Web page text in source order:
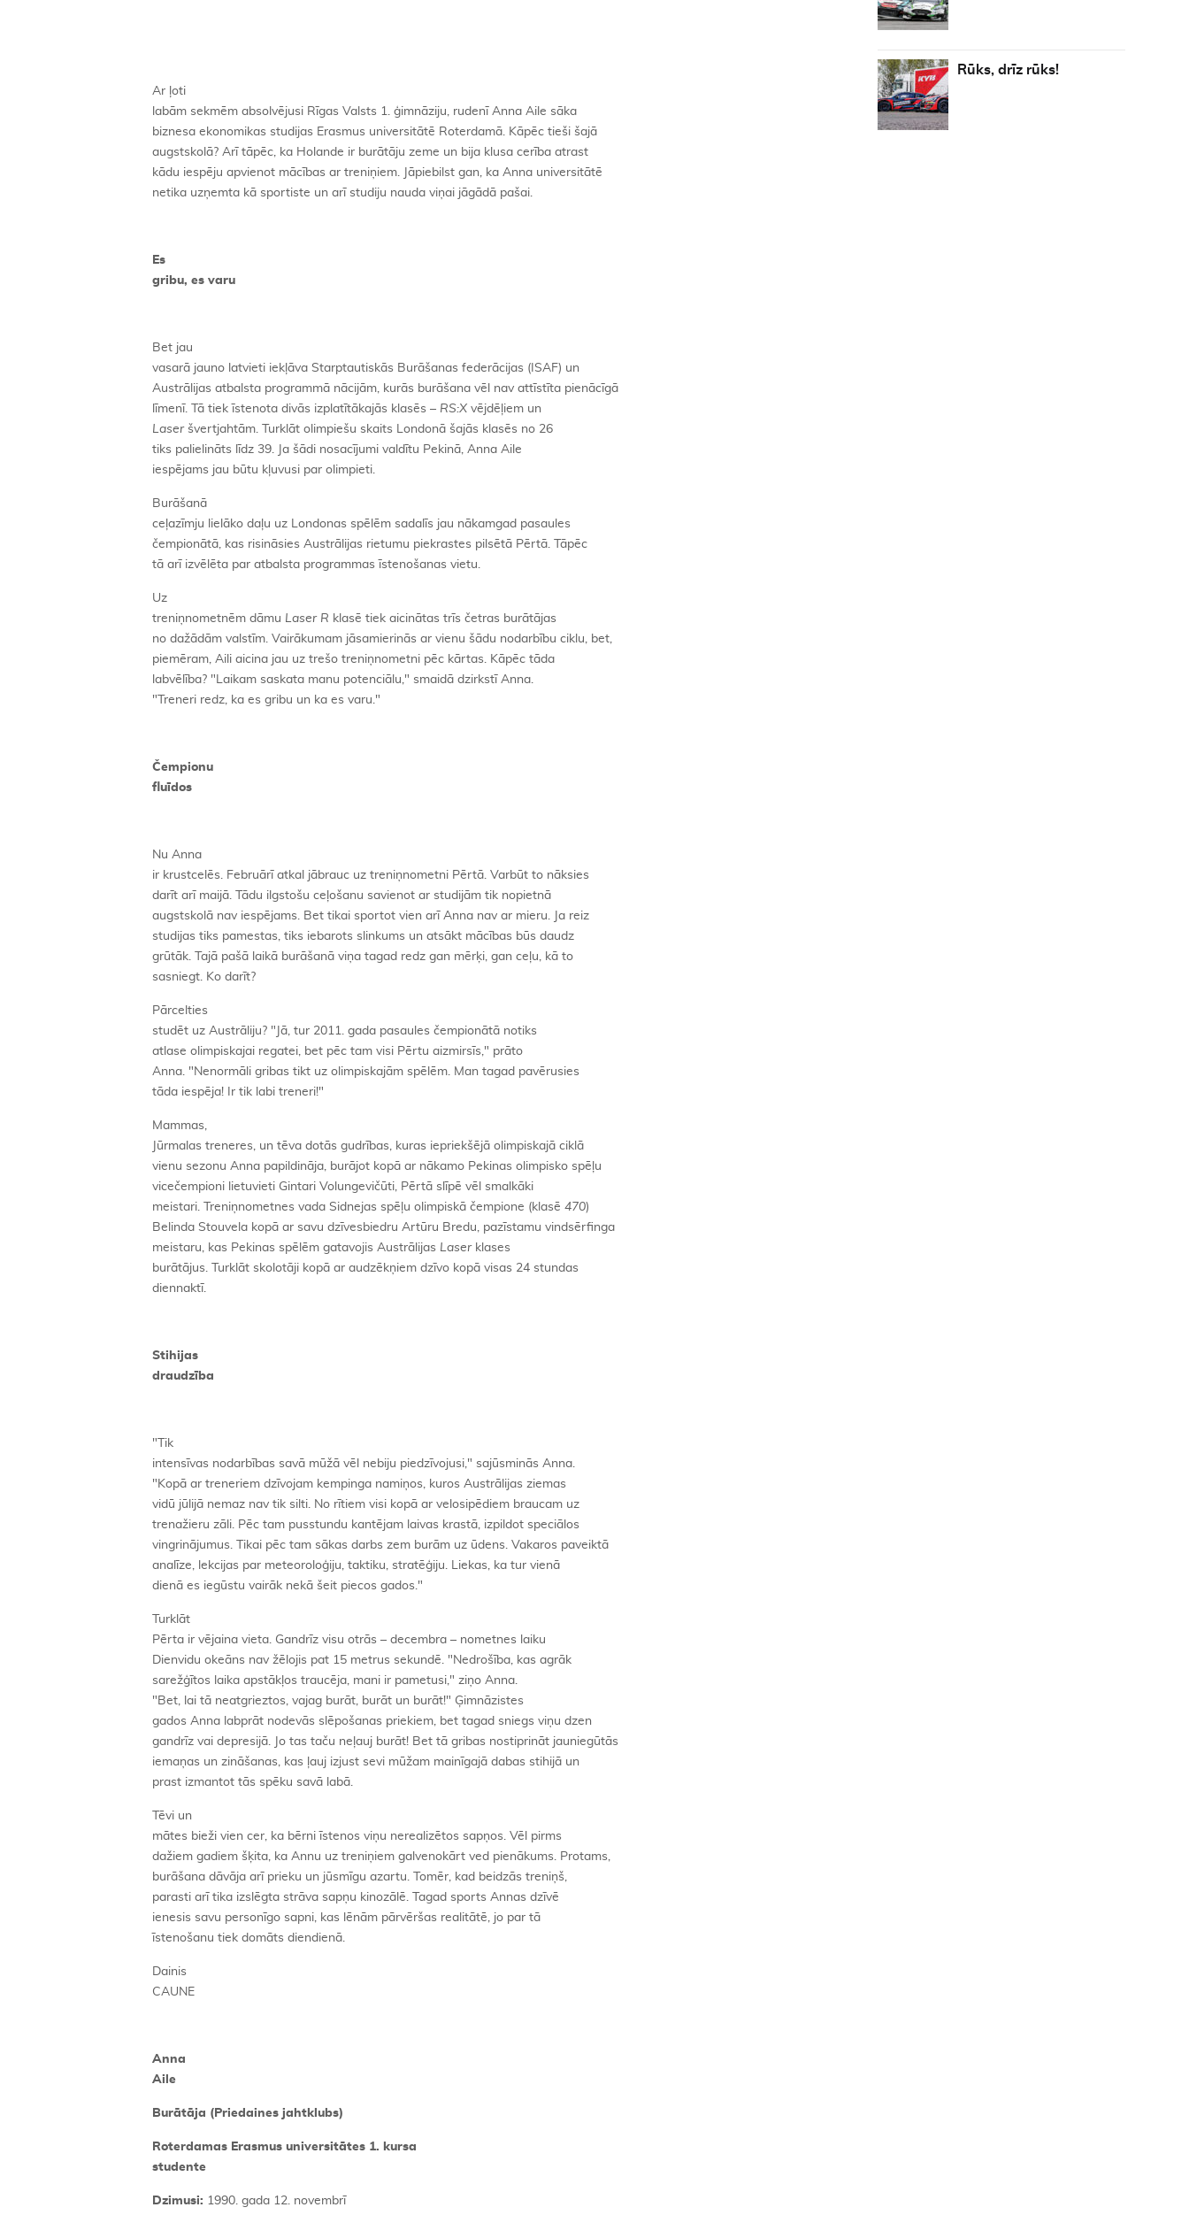
Ar ļoti
labām sekmēm absolvējusi Rīgas Valsts 1. ģimnāziju, rudenī Anna Aile sāka
biznesa ekonomikas studijas Erasmus universitātē Roterdamā. Kāpēc tieši šajā
augstskolā? Arī tāpēc, ka Holande ir burātāju zeme un bija klusa cerība atrast
kādu iespēju apvienot mācības ar treniņiem. Jāpiebilst gan, ka Anna universitātē
netika uzņemta kā sportiste un arī studiju nauda viņai jāgādā pašai.
Es
gribu, es varu
Bet jau
vasarā jauno latvieti iekļāva Starptautiskās Burāšanas federācijas (ISAF) un
Austrālijas atbalsta programmā nācijām, kurās burāšana vēl nav attīstīta pienācīgā
līmenī. Tā tiek īstenota divās izplatītākajās klasēs – RS:X vējdēļiem un
Laser švertjahtām. Turklāt olimpiešu skaits Londonā šajās klasēs no 26
tiks palielināts līdz 39. Ja šādi nosacījumi valdītu Pekinā, Anna Aile
iespējams jau būtu kļuvusi par olimpieti.
Burāšanā
ceļazīmju lielāko daļu uz Londonas spēlēm sadalīs jau nākamgad pasaules
čempionātā, kas risināsies Austrālijas rietumu piekrastes pilsētā Pērtā. Tāpēc
tā arī izvēlēta par atbalsta programmas īstenošanas vietu.
Uz
treniņnometnēm dāmu Laser R klasē tiek aicinātas trīs četras burātājas
no dažādām valstīm. Vairākumam jāsamierinās ar vienu šādu nodarbību ciklu, bet,
piemēram, Aili aicina jau uz trešo treniņnometni pēc kārtas. Kāpēc tāda
labvēlība? "Laikam saskata manu potenciālu," smaidā dzirkstī Anna.
"Treneri redz, ka es gribu un ka es varu."
Čempionu
fluīdos
Nu Anna
ir krustcelēs. Februārī atkal jābrauc uz treniņnometni Pērtā. Varbūt to nāksies
darīt arī maijā. Tādu ilgstošu ceļošanu savienot ar studijām tik nopietnā
augstskolā nav iespējams. Bet tikai sportot vien arī Anna nav ar mieru. Ja reiz
studijas tiks pamestas, tiks iebarots slinkums un atsākt mācības būs daudz
grūtāk. Tajā pašā laikā burāšanā viņa tagad redz gan mērķi, gan ceļu, kā to
sasniegt. Ko darīt?
Pārcelties
studēt uz Austrāliju? "Jā, tur 2011. gada pasaules čempionātā notiks
atlase olimpiskajai regatei, bet pēc tam visi Pērtu aizmirsīs," prāto
Anna. "Nenormāli gribas tikt uz olimpiskajām spēlēm. Man tagad pavērusies
tāda iespēja! Ir tik labi treneri!"
Mammas,
Jūrmalas treneres, un tēva dotās gudrības, kuras iepriekšējā olimpiskajā ciklā
vienu sezonu Anna papildināja, burājot kopā ar nākamo Pekinas olimpisko spēļu
vicečempioni lietuvieti Gintari Volungevičūti, Pērtā slīpē vēl smalkāki
meistari. Treniņnometnes vada Sidnejas spēļu olimpiskā čempione (klasē 470)
Belinda Stouvela kopā ar savu dzīvesbiedru Artūru Bredu, pazīstamu vindsērfinga
meistaru, kas Pekinas spēlēm gatavojis Austrālijas Laser klases
burātājus. Turklāt skolotāji kopā ar audzēkņiem dzīvo kopā visas 24 stundas
diennaktī.
Stihijas
draudzība
"Tik
intensīvas nodarbības savā mūžā vēl nebiju piedzīvojusi," sajūsminās Anna.
"Kopā ar treneriem dzīvojam kempinga namiņos, kuros Austrālijas ziemas
vidū jūlijā nemaz nav tik silti. No rītiem visi kopā ar velosipēdiem braucam uz
trenažieru zāli. Pēc tam pusstundu kantējam laivas krastā, izpildot speciālos
vingrinājumus. Tikai pēc tam sākas darbs zem burām uz ūdens. Vakaros paveiktā
analīze, lekcijas par meteoroloģiju, taktiku, stratēģiju. Liekas, ka tur vienā
dienā es iegūstu vairāk nekā šeit piecos gados."
Turklāt
Pērta ir vējaina vieta. Gandrīz visu otrās – decembra – nometnes laiku
Dienvidu okeāns nav žēlojis pat 15 metrus sekundē. "Nedrošība, kas agrāk
sarežģītos laika apstākļos traucēja, mani ir pametusi," ziņo Anna.
"Bet, lai tā neatgrieztos, vajag burāt, burāt un burāt!" Ģimnāzistes
gados Anna labprāt nodevās slēpošanas priekiem, bet tagad sniegs viņu dzen
gandrīz vai depresijā. Jo tas taču neļauj burāt! Bet tā gribas nostiprināt jauniegūtās
iemaņas un zināšanas, kas ļauj izjust sevi mūžam mainīgajā dabas stihijā un
prast izmantot tās spēku savā labā.
Tēvi un
mātes bieži vien cer, ka bērni īstenos viņu nerealizētos sapņos. Vēl pirms
dažiem gadiem šķita, ka Annu uz treniņiem galvenokārt ved pienākums. Protams,
burāšana dāvāja arī prieku un jūsmīgu azartu. Tomēr, kad beidzās treniņš,
parasti arī tika izslēgta strāva sapņu kinozālē. Tagad sports Annas dzīvē
ienesis savu personīgo sapni, kas lēnām pārvēršas realitātē, jo par tā
īstenošanu tiek domāts diendienā.
Dainis
CAUNE
Anna
Aile
Burātāja (Priedaines jahtklubs)
Roterdamas Erasmus universitātes 1. kursa
studente
Dzimusi: 1990. gada 12. novembrī
Rūks, drīz rūks!